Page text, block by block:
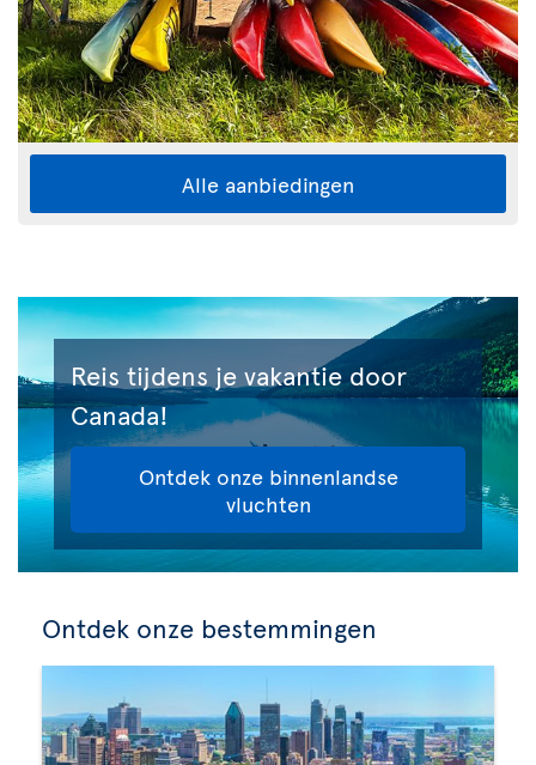
Alle aanbiedingen
Reis tijdens je vakantie door
Canada!
Ontdek onze binnenlandse
vluchten
Ontdek onze bestemmingen